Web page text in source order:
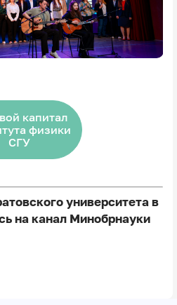
капитал
физики
СГУ
университета в
на канал Минобрнауки